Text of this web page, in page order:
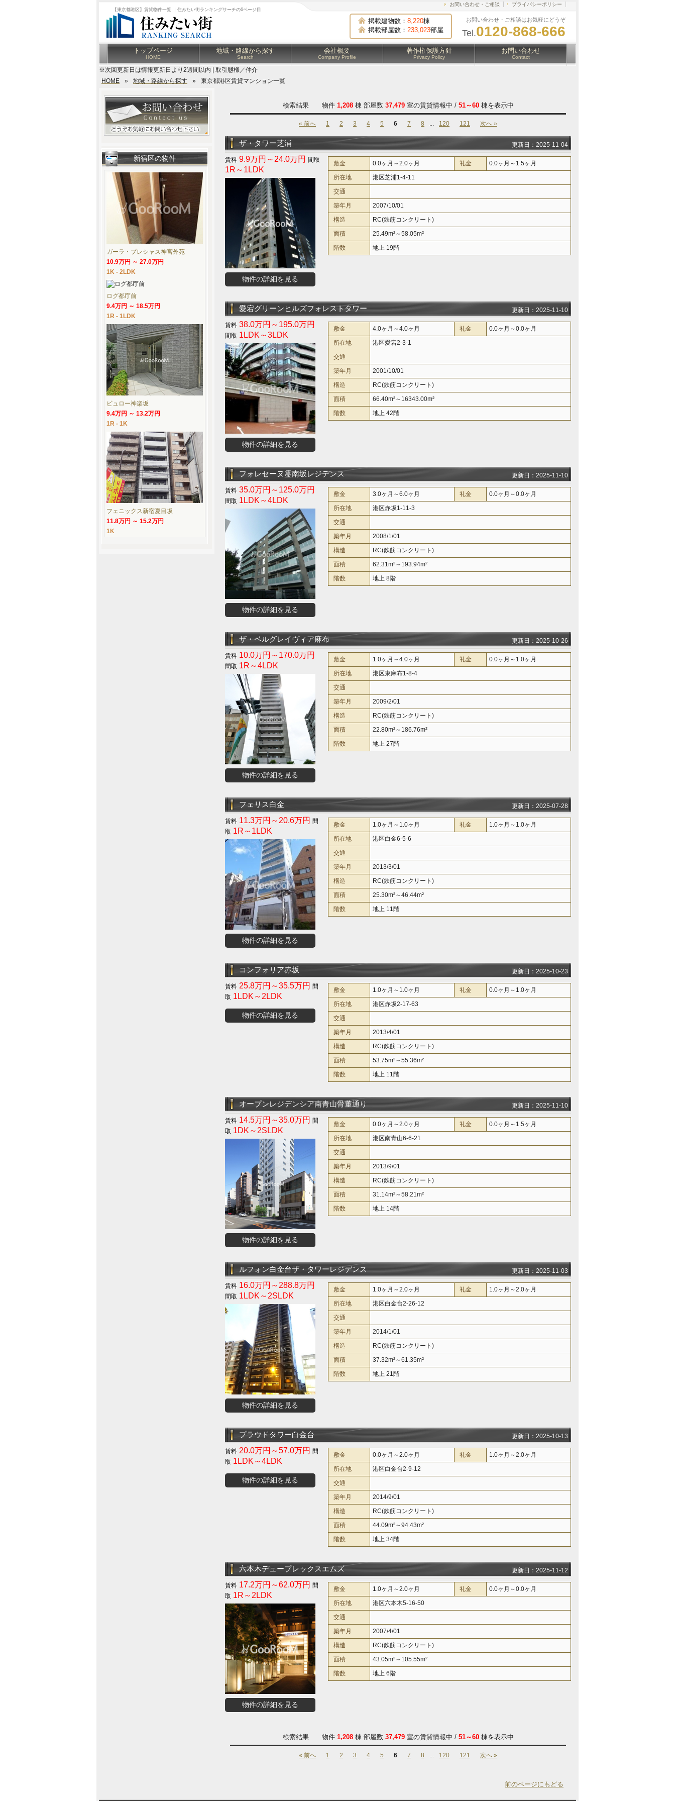
【東京都港区】賃貸物件一覧 ｜住みたい街ランキングサーチの6ページ目
掲載建物数： 8,220棟
掲載部屋数： 233,023部屋
お問い合わせ・ご相談はお気軽にどうぞ
Tel.0120-868-666
お問い合わせ・ご相談 プライバシーポリシー
トップページ
HOME
地域・路線から探す
Search
会社概要
Company Profile
著作権保護方針
Privacy Policy
お問い合わせ
Contact
※次回更新日は情報更新日より2週間以内 | 取引態様／仲介
HOME
» 地域・路線から探す » 東京都港区賃貸マンション一覧
検索結果 物件 1,208棟 部屋数 37,479室の賃貸情報中 / 51～60棟を表示中
« 前へ 1 2 3 4 5 6 7 8 ... 120 121 次へ »
ザ・タワー芝浦 更新日：2025-11-04
9.9万円～24.0万円
1R～1LDK
物件の詳細を見る
敷金 0.0ヶ月～2.0ヶ月 礼金
0.0ヶ月～1.5ヶ月
所在地
港区芝浦1-4-11
交通
築年月
2007/10/01
構造
RC(鉄筋コンクリート)
面積
25.49m²～58.05m²
階数
地上 19階
愛宕グリーンヒルズフォレストタワー 更新日：2025-11-10
38.0万円～195.0万円
1LDK～3LDK
物件の詳細を見る
敷金 4.0ヶ月～4.0ヶ月 礼金
0.0ヶ月～0.0ヶ月
所在地
港区愛宕2-3-1
交通
築年月
2001/10/01
構造
RC(鉄筋コンクリート)
面積
66.40m²～16343.00m²
階数
地上 42階
フォレセーヌ霊南坂レジデンス 更新日：2025-11-10
35.0万円～125.0万円
1LDK～4LDK
物件の詳細を見る
敷金 3.0ヶ月～6.0ヶ月 礼金
0.0ヶ月～0.0ヶ月
所在地
港区赤坂1-11-3
交通
築年月
2008/1/01
構造
RC(鉄筋コンクリート)
面積
62.31m²～193.94m²
階数
地上 8階
ザ・ベルグレイヴィア麻布 更新日：2025-10-26
10.0万円～170.0万円
1R～4LDK
物件の詳細を見る
敷金 1.0ヶ月～4.0ヶ月 礼金
0.0ヶ月～1.0ヶ月
所在地
港区東麻布1-8-4
交通
築年月
2009/2/01
構造
RC(鉄筋コンクリート)
面積
22.80m²～186.76m²
階数
地上 27階
フェリス白金 更新日：2025-07-28
11.3万円～20.6万円
1R～1LDK
物件の詳細を見る
敷金 1.0ヶ月～1.0ヶ月 礼金
1.0ヶ月～1.0ヶ月
所在地
港区白金6-5-6
交通
築年月
2013/3/01
構造
RC(鉄筋コンクリート)
面積
25.30m²～46.44m²
階数
地上 11階
コンフォリア赤坂 更新日：2025-10-23
25.8万円～35.5万円
1LDK～2LDK
物件の詳細を見る
敷金 1.0ヶ月～1.0ヶ月 礼金
0.0ヶ月～1.0ヶ月
所在地
港区赤坂2-17-63
交通
築年月
2013/4/01
構造
RC(鉄筋コンクリート)
面積
53.75m²～55.36m²
階数
地上 11階
オープンレジデンシア南青山骨董通り 更新日：2025-11-10
14.5万円～35.0万円
1DK～2SLDK
物件の詳細を見る
敷金 0.0ヶ月～2.0ヶ月 礼金
0.0ヶ月～1.5ヶ月
所在地
港区南青山6-6-21
交通
築年月
2013/9/01
構造
RC(鉄筋コンクリート)
面積
31.14m²～58.21m²
階数
地上 14階
ルフォン白金台ザ・タワーレジデンス 更新日：2025-11-03
16.0万円～288.8万円
1LDK～2SLDK
物件の詳細を見る
敷金 1.0ヶ月～2.0ヶ月 礼金
1.0ヶ月～2.0ヶ月
所在地
港区白金台2-26-12
交通
築年月
2014/1/01
構造
RC(鉄筋コンクリート)
面積
37.32m²～61.35m²
階数
地上 21階
プラウドタワー白金台 更新日：2025-10-13
20.0万円～57.0万円
1LDK～4LDK
物件の詳細を見る
敷金 0.0ヶ月～2.0ヶ月 礼金
1.0ヶ月～2.0ヶ月
所在地
港区白金台2-9-12
交通
築年月
2014/9/01
構造
RC(鉄筋コンクリート)
面積
44.09m²～94.43m²
階数
地上 34階
六本木デュープレックスエムズ 更新日：2025-11-12
17.2万円～62.0万円
1R～2LDK
物件の詳細を見る
敷金 1.0ヶ月～2.0ヶ月 礼金
0.0ヶ月～0.0ヶ月
所在地
港区六本木5-16-50
交通
築年月
2007/4/01
構造
RC(鉄筋コンクリート)
面積
43.05m²～105.55m²
階数
地上 6階
検索結果 物件 1,208棟 部屋数 37,479室の賃貸情報中 / 51～60棟を表示中
« 前へ 1 2 3 4 5 6 7 8 ... 120 121 次へ »
前のページにもどる
新宿区の物件
ガーラ・プレシャス神宮外苑
10.9万円 ～ 27.0万円
1K - 2LDK
ログ都庁前
9.4万円 ～ 18.5万円
1R - 1LDK
ビュロー神楽坂
9.4万円 ～ 13.2万円
1R - 1K
フェニックス新宿夏目坂
11.8万円 ～ 15.2万円
1K